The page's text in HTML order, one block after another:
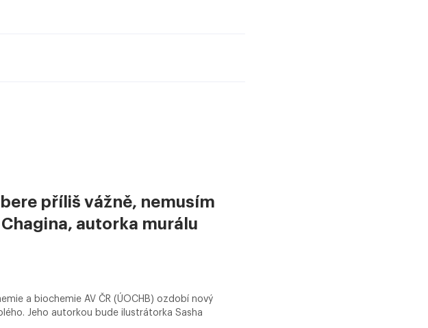
příliš vážně, nemusím
Chagina, autorka murálu
a biochemie AV ČR (ÚOCHB) ozdobí nový
Jeho autorkou bude ilustrátorka Sasha